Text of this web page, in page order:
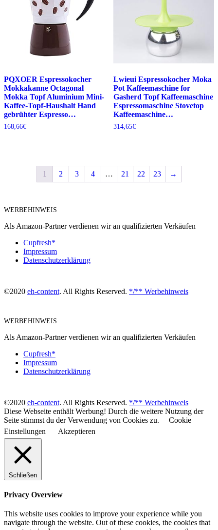
PQXOER Espressokocher
Mokkakanne Octagonal
Mokka Topf Aluminium Mini-
Kaffee-Topf-Haushalt Hand
gebrühter Espresso…
168,66€
Lwieui Espressokocher Moka
Pot Kaffeemaschine for
Gasherd Topf Kaffeemaschine
Espressomaschine Stovetop
Kaffeemaschine…
314,65€
1 2 3 4 … 21 22 23 →
WERBEHINWEIS
Als Amazon-Partner verdienen wir an qualifizierten Verkäufen
Cupfresh*
Impressum
Datenschutzerklärung
©2020 eh-content. All Rights Reserved. */** Werbehinweis
WERBEHINWEIS
Als Amazon-Partner verdienen wir an qualifizierten Verkäufen
Cupfresh*
Impressum
Datenschutzerklärung
©2020 eh-content. All Rights Reserved. */** Werbehinweis
Diese Webseite enthält Werbung! Durch die weitere Nutzung der
Seite stimmst du der Verwendung von Cookies zu.
Cookie
Einstellungen
Akzeptieren
Schließen
Privacy Overview
This website uses cookies to improve your experience while you
navigate through the website. Out of these cookies, the cookies that